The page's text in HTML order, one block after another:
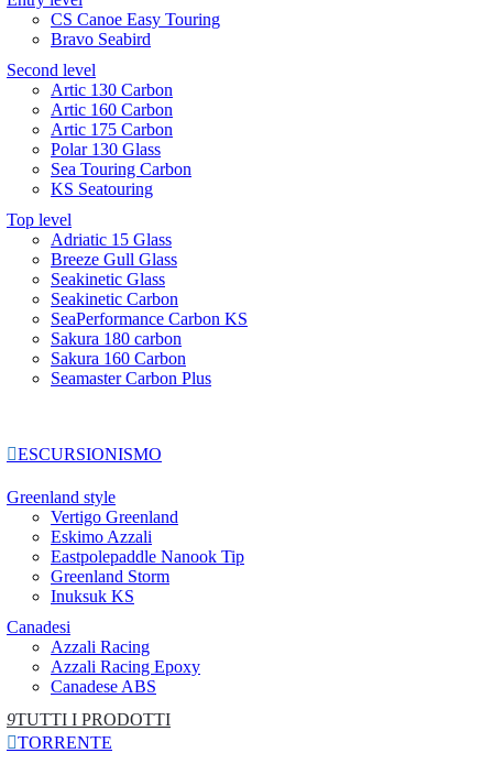
CS Canoe Easy Touring
Bravo Seabird
Second level
Artic 130 Carbon
Artic 160 Carbon
Artic 175 Carbon
Polar 130 Glass
Sea Touring Carbon
KS Seatouring
Top level
Adriatic 15 Glass
Breeze Gull Glass
Seakinetic Glass
Seakinetic Carbon
SeaPerformance Carbon KS
Sakura 180 carbon
Sakura 160 Carbon
Seamaster Carbon Plus
ESCURSIONISMO
Greenland style
Vertigo Greenland
Eskimo Azzali
Eastpolepaddle Nanook Tip
Greenland Storm
Inuksuk KS
Canadesi
Azzali Racing
Azzali Racing Epoxy
Canadese ABS
9TUTTI I PRODOTTI
TORRENTE